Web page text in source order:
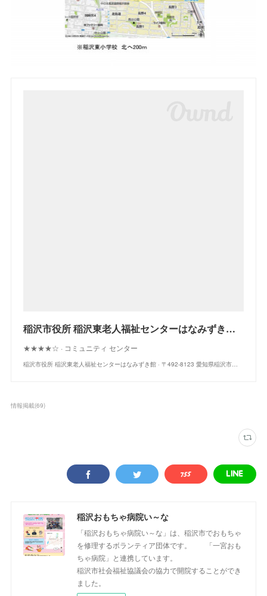
稲沢市役所 稲沢東老人福祉センターはなみずき館 · 〒492-8123 愛知県稲沢市治郎丸白山町３５−１
★★★★☆ · コミュニティ センター
情報掲載(69)
稲沢おもちゃ病院い～な
「稲沢おもちゃ病院い～な」は、稲沢市でおもちゃ
を修理するボランティア団体です。 「一宮おも
ちゃ病院」と連携しています。
稲沢市社会福祉協議会の協力で開院することができ
ました。